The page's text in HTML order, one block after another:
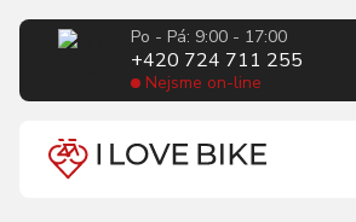
Po - Pá: 9:00 - 17:00
+420 724 711 255
Nejsme on-line